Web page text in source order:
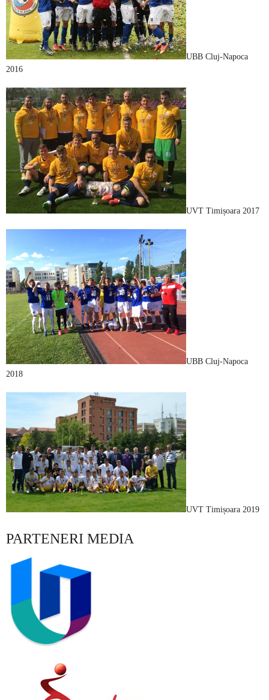
UBB Cluj-Napoca
2016
UVT Timișoara 2017
UBB Cluj-Napoca
2018
UVT Timișoara 2019
PARTENERI MEDIA